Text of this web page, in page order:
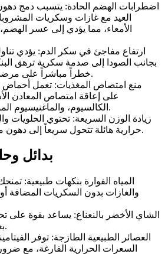
اضطرابات الهضم الحادة: يتسبب دمج
العيد مع غازات وسكريات
الأمعاء، مما يؤدي إلى عسر الهضم،
ارتفاع مفاجئ في سكر الدم: يؤدي
بجانب الصودا إلى صدمة سكرية ترهق
خطراً مباشراً على مرضى السكري والقلب.
منع امتصاص المغذيات: تعمل أحماض
على إعاقة امتصاص المعادن
الكالسيوم، والماغنيسيوم الموجودة في الأطعمة.
زيادة الوزن السريعة: تحتوي الحلويات
حرارية هائلة تتحول سريعاً إلى دهون متراكمة في الجسم.
بدائل
المياه الفوارة بنكهات طبيعية:
والغازات بدون السكريات المضافة
الشاي الأخضر بالنعناع: يساعد بقوة على
بعد الوجبات الدسمة.
العصائر الطبيعية الطازجة: توفر
السعرات الحرارية الفارغة، مع